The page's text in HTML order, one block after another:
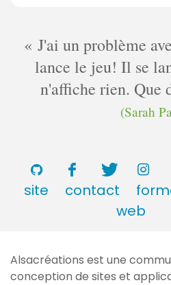
J'ai un problème
lance le jeu! Il se
n'affiche rien. Que
(Sarah
site
contact
web
Alsacréations est une
conception de sites et